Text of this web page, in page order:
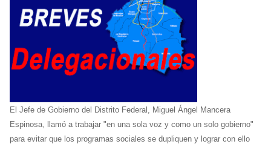
El Jefe de Gobierno del Distrito Federal, Miguel Ángel Mancera
Espinosa, llamó a trabajar "en una sola voz y como un solo gobierno"
para evitar que los programas sociales se dupliquen y lograr con ello